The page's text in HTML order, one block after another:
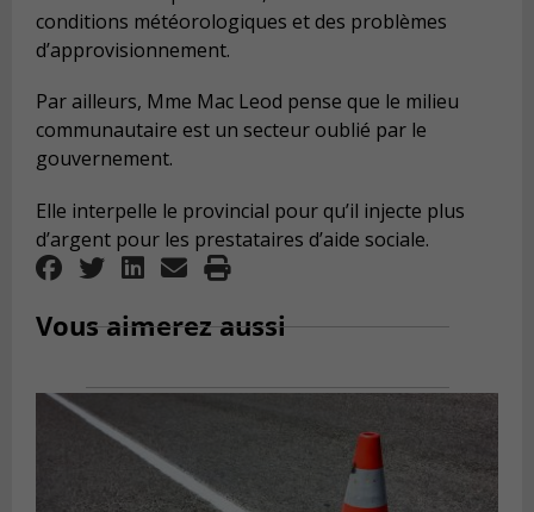
conditions météorologiques et des problèmes
d’approvisionnement.
Par ailleurs, Mme Mac Leod pense que le milieu
communautaire est un secteur oublié par le
gouvernement.
Elle interpelle le provincial pour qu’il injecte plus
d’argent pour les prestataires d’aide sociale.
Vous aimerez aussi